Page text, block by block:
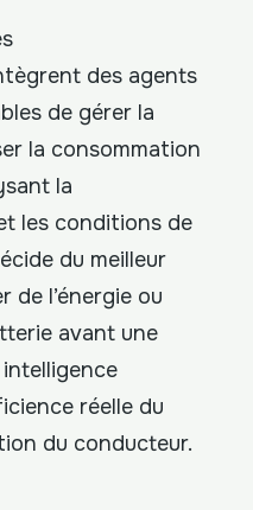
des agents
de gérer la
la consommation
la
les conditions de
du meilleur
de l’énergie ou
avant une
réelle du
du conducteur.